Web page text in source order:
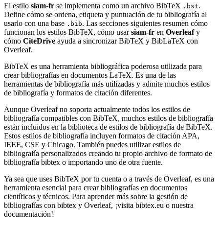
El estilo siam-fr se implementa como un archivo BibTeX .bst.
Define cómo se ordena, etiqueta y puntuación de tu bibliografía al
usarlo con una base .bib. Las secciones siguientes resumen cómo
funcionan los estilos BibTeX, cómo usarsiam-fr en Overleafy
cómo CiteDrive ayuda a sincronizar BibTeX y BibLaTeX con
Overleaf.
BibTeX es una herramienta bibliográfica poderosa utilizada para
crear bibliografías en documentos LaTeX. Es una de las
herramientas de bibliografía más utilizadas y admite muchos estilos
de bibliografía y formatos de citación diferentes.
Aunque Overleaf no soporta actualmente todos los estilos de
bibliografía compatibles con BibTeX, muchos estilos de bibliografía
están incluidos en la biblioteca de estilos de bibliografía de BibTeX.
Estos estilos de bibliografía incluyen formatos de citación APA,
IEEE, CSE y Chicago. También puedes utilizar estilos de
bibliografía personalizados creando tu propio archivo de formato de
bibliografía bibtex o importando uno de otra fuente.
Ya sea que uses BibTeX por tu cuenta o a través de Overleaf, es una
herramienta esencial para crear bibliografías en documentos
científicos y técnicos. Para aprender más sobre la gestión de
bibliografías con bibtex y Overleaf, ¡visita bibtex.eu o nuestra
documentación!